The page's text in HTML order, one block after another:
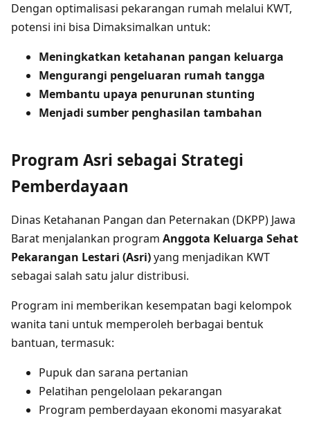
Dengan optimalisasi pekarangan rumah melalui KWT,
potensi ini bisa Dimaksimalkan untuk:
Meningkatkan ketahanan pangan keluarga
Mengurangi pengeluaran rumah tangga
Membantu upaya penurunan stunting
Menjadi sumber penghasilan tambahan
Program Asri sebagai Strategi
Pemberdayaan
Dinas Ketahanan Pangan dan Peternakan (DKPP) Jawa
Barat menjalankan program Anggota Keluarga Sehat
Pekarangan Lestari (Asri)yang menjadikan KWT
sebagai salah satu jalur distribusi.
Program ini memberikan kesempatan bagi kelompok
wanita tani untuk memperoleh berbagai bentuk
bantuan, termasuk:
Pupuk dan sarana pertanian
Pelatihan pengelolaan pekarangan
Program pemberdayaan ekonomi masyarakat